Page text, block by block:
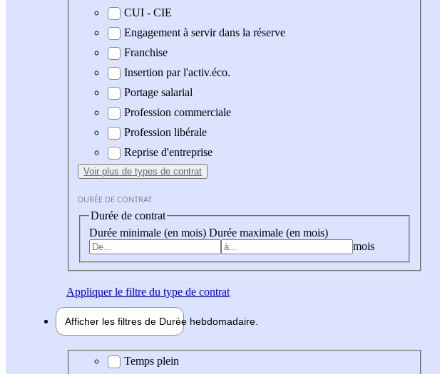
CUI - CIE
Engagement à servir dans la réserve
Franchise
Insertion par l'activ.éco.
Portage salarial
Profession commerciale
Profession libérale
Reprise d'entreprise
Voir plus de types de contrat
DURÉE DE CONTRAT
Durée de contrat
Durée minimale (en mois) Durée maximale (en mois)
mois
Appliquerle filtre du type de contrat
Afficher les filtres de Durée hebdomadaire
Durée hebdomadaire
Temps plein